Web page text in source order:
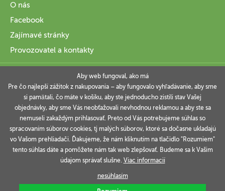
O nás
Facebook
Zajímavé stránky
Provozovatel a kontakty
INFORMACE
VAŠE OBJEDNÁVKY
Technicky zajišťujeSimplia.cz.
Aby web fungoval, ako má
Pre čo najlepší zážitok z nakupovania – aby fungovalo vyhľadávanie, aby sme
si pamätali, čo máte v košíku, aby ste jednoducho zistili stav Vašej
objednávky, aby sme Vás neobťažovali nevhodnou reklamou a aby ste sa
nemuseli zakaždým prihlasovať. Preto od Vás potrebujeme súhlas so
spracovaním súborov cookies, tj malých súborov, ktoré sa dočasne ukladajú
vo Vašom prehliadači. Ďakujeme, že nám kliknutím na tlačidlo "Rozumiem"
tento súhlas dáte a pomôžete nám tak web zlepšovať. Budeme sa k Vašim
údajom správať slušne. Viac informacií
nesúhlasím